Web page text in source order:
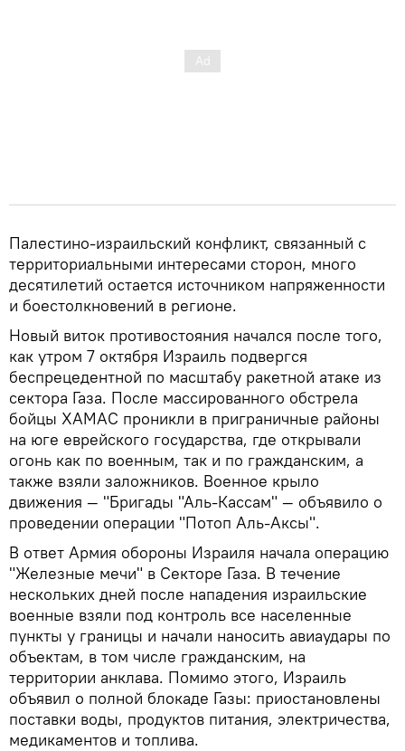
Палестино-израильский конфликт, связанный с
территориальными интересами сторон, много
десятилетий остается источником напряженности
и боестолкновений в регионе.
Новый виток противостояния начался после того,
как утром 7 октября Израиль подвергся
беспрецедентной по масштабу ракетной атаке из
сектора Газа. После массированного обстрела
бойцы ХАМАС проникли в приграничные районы
на юге еврейского государства, где открывали
огонь как по военным, так и по гражданским, а
также взяли заложников. Военное крыло
движения — "Бригады "Аль-Кассам" — объявило о
проведении операции "Потоп Аль-Аксы".
В ответ Армия обороны Израиля начала операцию
"Железные мечи" в Секторе Газа. В течение
нескольких дней после нападения израильские
военные взяли под контроль все населенные
пункты у границы и начали наносить авиаудары по
объектам, в том числе гражданским, на
территории анклава. Помимо этого, Израиль
объявил о полной блокаде Газы: приостановлены
поставки воды, продуктов питания, электричества,
медикаментов и топлива.